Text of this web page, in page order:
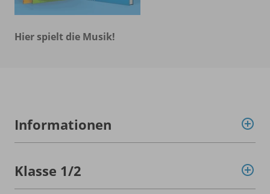
Hier spielt die Musik!
Informationen
Klasse 1/2